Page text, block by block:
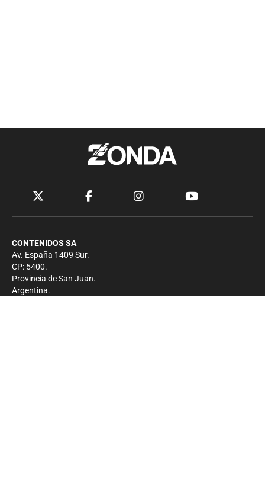
CONTENIDOS SA
Av. España 1409 Sur.
CP: 5400.
Provincia de San Juan.
Argentina.